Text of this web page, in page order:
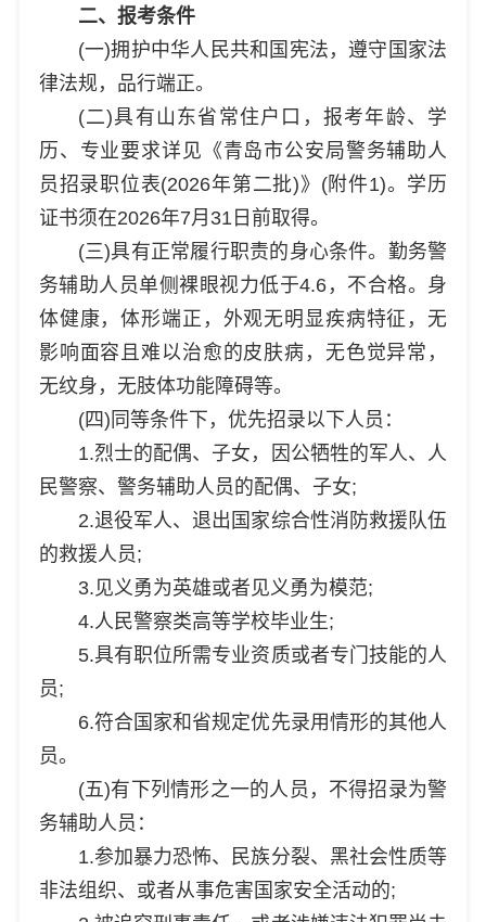
二、报考条件
(一)拥护中华人民共和国宪法，遵守国家法
律法规，品行端正。
(二)具有山东省常住户口，报考年龄、学
历、专业要求详见《青岛市公安局警务辅助人
员招录职位表(2026年第二批)》(附件1)。学历
证书须在2026年7月31日前取得。
(三)具有正常履行职责的身心条件。勤务警
务辅助人员单侧裸眼视力低于4.6，不合格。身
体健康，体形端正，外观无明显疾病特征，无
影响面容且难以治愈的皮肤病，无色觉异常，
无纹身，无肢体功能障碍等。
(四)同等条件下，优先招录以下人员：
1.烈士的配偶、子女，因公牺牲的军人、人
民警察、警务辅助人员的配偶、子女;
2.退役军人、退出国家综合性消防救援队伍
的救援人员;
3.见义勇为英雄或者见义勇为模范;
4.人民警察类高等学校毕业生;
5.具有职位所需专业资质或者专门技能的人
员;
6.符合国家和省规定优先录用情形的其他人
员。
(五)有下列情形之一的人员，不得招录为警
务辅助人员：
1.参加暴力恐怖、民族分裂、黑社会性质等
非法组织、或者从事危害国家安全活动的;